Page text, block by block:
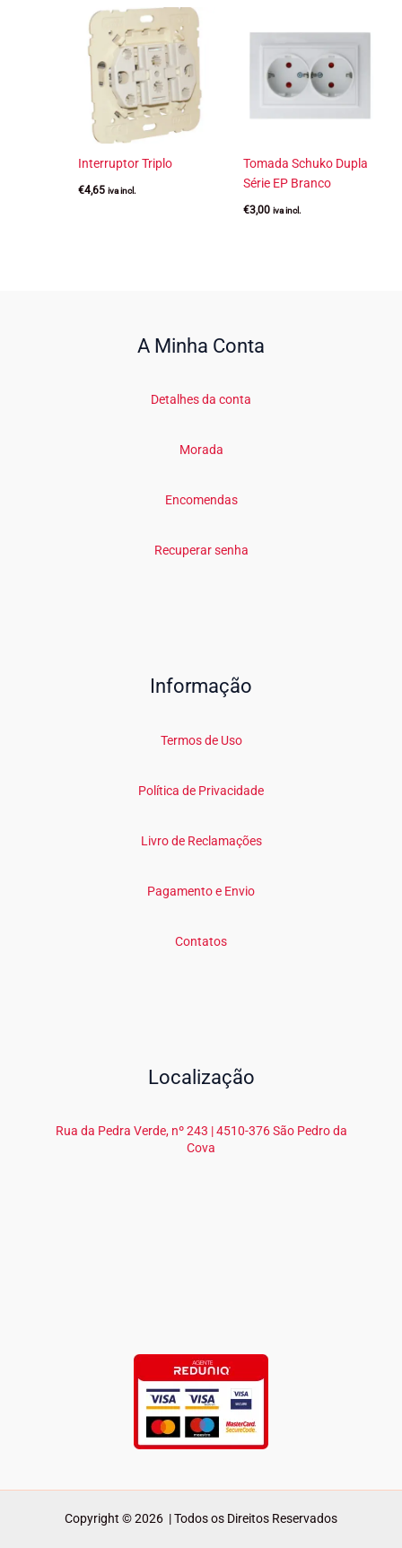
Interruptor Triplo
€4,65 iva incl.
Tomada Schuko Dupla
Série EP Branco
€3,00 iva incl.
A Minha Conta
Detalhes da conta
Morada
Encomendas
Recuperar senha
Informação
Termos de Uso
Política de Privacidade
Livro de Reclamações
Pagamento e Envio
Contatos
Localização
Rua da Pedra Verde, nº 243 | 4510-376 São Pedro da
Cova
Copyright © 2026 | Todos os Direitos Reservados